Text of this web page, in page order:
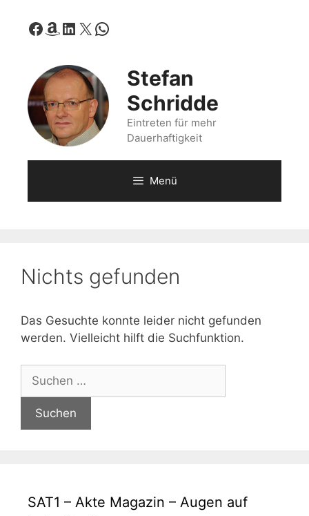
InhaltFacebook
Amazon
LinkedIn
X WhatsApp
Stefan
Schridde
Eintreten für mehr
Dauerhaftigkeit
Menü
Nichts gefunden
Das Gesuchte konnte leider nicht gefunden
werden. Vielleicht hilft die Suchfunktion.
nach:
SAT1 – Akte Magazin – Augen auf